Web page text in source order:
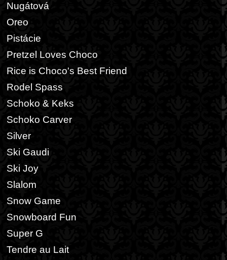
Nugátová
Oreo
Pistácie
Pretzel Loves Choco
Rice is Choco's Best Friend
Rodel Spass
Schoko & Keks
Schoko Carver
Silver
Ski Gaudi
Ski Joy
Slalom
Snow Game
Snowboard Fun
Super G
Tendre au Lait